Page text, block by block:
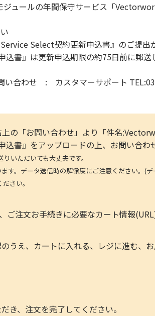
ュールの年間保守サービス「
Select契約更新申込書』のご提出
』は更新申込期限の約75日前に郵送
い合わせ : カスタマーサポート
「お問い合わせ」より「件名
』をアップロードの上、お問い合わ
ただいても大丈夫です。
データ送信時の解像度にご注意ください。(デ
さい。
注文お手続きに必要なカート情報
え、カートに入れる、レジに進む、お
き、注文を完了してください。